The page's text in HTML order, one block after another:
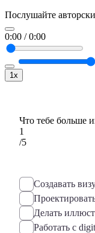
Послушайте
0:00 /0:00
1x
Что тебе больше
1
/5
Создавать
Делать
Работать с